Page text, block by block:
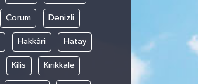
Çorum Denizli
Hakkâri Hatay
Kilis Kırıkkale